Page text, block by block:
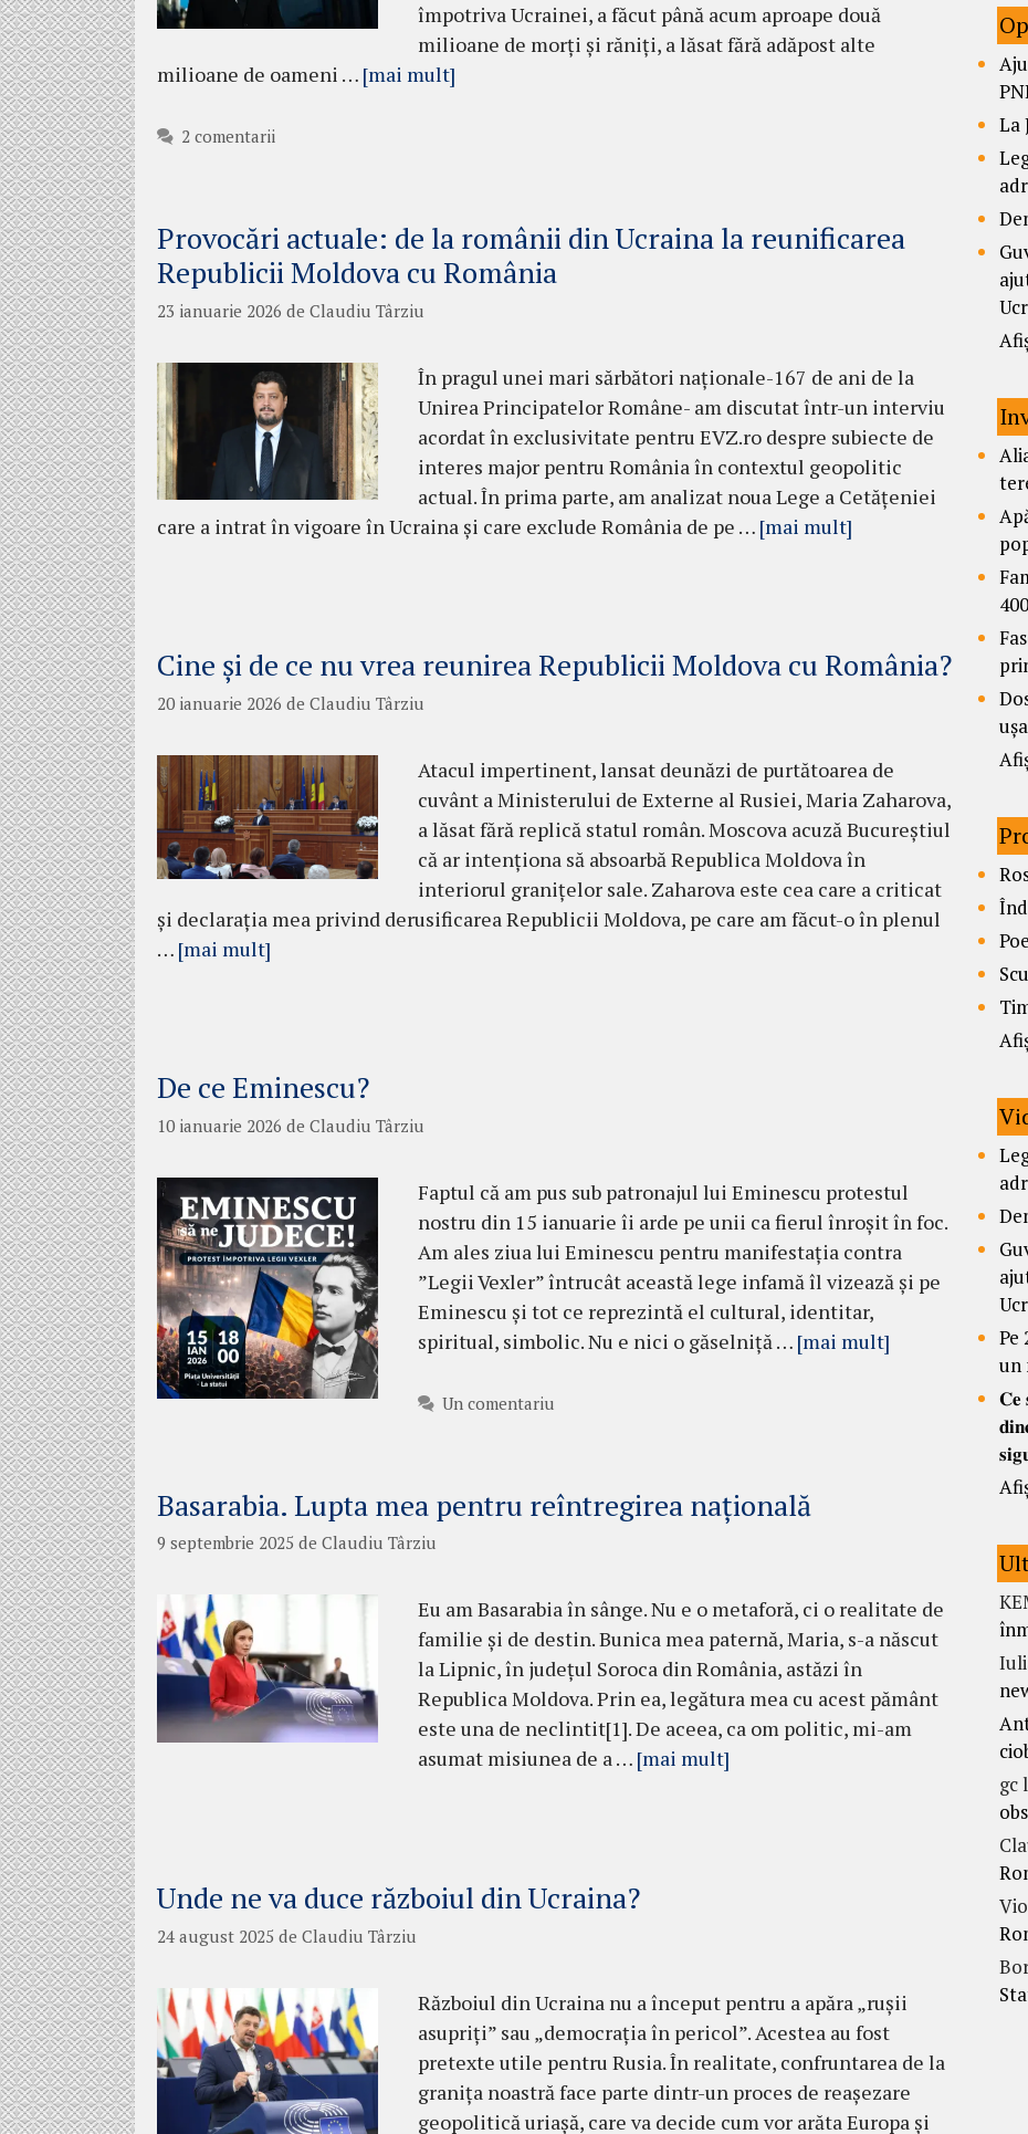
împotriva Ucrainei, a făcut până acum aproape două
milioane de morți și răniți, a lăsat fără adăpost alte
milioane de oameni … [mai mult]
2 comentarii
Provocări actuale: de la românii din Ucraina la reunificarea
Republicii Moldova cu România
23 ianuarie 2026 de Claudiu Târziu
În pragul unei mari sărbători naționale-167 de ani de la
Unirea Principatelor Române- am discutat într-un interviu
acordat în exclusivitate pentru EVZ.ro despre subiecte de
interes major pentru România în contextul geopolitic
actual. În prima parte, am analizat noua Lege a Cetățeniei
care a intrat în vigoare în Ucraina și care exclude România de pe … [mai mult]
Cine și de ce nu vrea reunirea Republicii Moldova cu România?
20 ianuarie 2026 de Claudiu Târziu
Atacul impertinent, lansat deunăzi de purtătoarea de
cuvânt a Ministerului de Externe al Rusiei, Maria Zaharova,
a lăsat fără replică statul român. Moscova acuză Bucureștiul
că ar intenționa să absoarbă Republica Moldova în
interiorul granițelor sale. Zaharova este cea care a criticat
și declarația mea privind derusificarea Republicii Moldova, pe care am făcut-o în plenul
… [mai mult]
De ce Eminescu?
10 ianuarie 2026 de Claudiu Târziu
Faptul că am pus sub patronajul lui Eminescu protestul
nostru din 15 ianuarie îi arde pe unii ca fierul înroșit în foc.
Am ales ziua lui Eminescu pentru manifestația contra
”Legii Vexler” întrucât această lege infamă îl vizează și pe
Eminescu și tot ce reprezintă el cultural, identitar,
spiritual, simbolic. Nu e nici o găselniță … [mai mult]
Un comentariu
Basarabia. Lupta mea pentru reîntregirea națională
9 septembrie 2025 de Claudiu Târziu
Eu am Basarabia în sânge. Nu e o metaforă, ci o realitate de
familie și de destin. Bunica mea paternă, Maria, s-a născut
la Lipnic, în județul Soroca din România, astăzi în
Republica Moldova. Prin ea, legătura mea cu acest pământ
este una de neclintit[1]. De aceea, ca om politic, mi-am
asumat misiunea de a … [mai mult]
Unde ne va duce războiul din Ucraina?
24 august 2025 de Claudiu Târziu
Războiul din Ucraina nu a început pentru a apăra „rușii
asupriți” sau „democrația în pericol”. Acestea au fost
pretexte utile pentru Rusia. În realitate, confruntarea de la
granița noastră face parte dintr-un proces de reașezare
geopolitică uriașă, care va decide cum vor arăta Europa și
La
Pe
un
𝐂𝐞
gc